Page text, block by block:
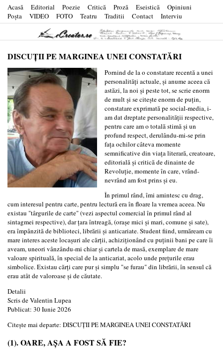
Acasă Editorial Poezie Critică Proză Eseistică
Opiniuni
Poşta
VIDEO FOTO Teatru Traditii Contact Interviu
DISCUȚII PE MARGINEA UNEI CONSTATĂRI
Pornind de la o constatare recentă a unei
personalități actuale, și anume aceea că
astăzi, la noi și peste tot, se scrie enorm
de mult și se citește enorm de puțin,
constatare exprimată pe social-media, i-
am dat dreptate personalității respective,
pentru care am o totală stimă și un
profund respect, derulându-mi-se prin
fața ochilor câteva momente
semnificative din viața literară, creatoare,
editorială și critică de dinainte de
Revoluție, momente în care, vrând-
nevrând am fost prins și eu.
În primul rând, îmi amintesc cu drag,
cum interesul pentru carte, pentru lectură era în floare la vremea aceea. Nu
existau "târgurile de carte" (vezi aspectul comercial în primul rând al
sintagmei respective), dar țara întreagă, (orașe mici și mari, comune și sate),
era împânzită de biblioteci, librării și anticariate. Student fiind, urmăream cu
mare interes aceste locașuri ale cărții, achiziționând cu puținii bani pe care îi
aveam, uneori vânzându-mi chiar și cartela de masă, exemplare de mare
valoare spirituală, în special de la anticariat, acolo unde prețurile erau
simbolice. Existau cărți care pur și simplu "se furau" din librării, în sensul că
erau atât de valoroase și de căutate.
Detalii
Scris deValentin Lupea
Publicat: 30 Iunie 2026
Citește mai departe: DISCUȚII PE MARGINEA UNEI CONSTATĂRI
(1). OARE, AȘA A FOST SĂ FIE?